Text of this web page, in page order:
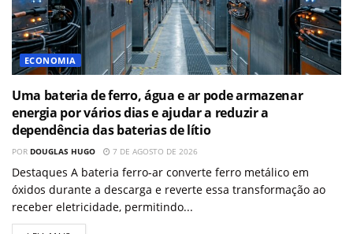
ECONOMIA
Uma bateria de ferro, água e ar pode armazenar
energia por vários dias e ajudar a reduzir a
dependência das baterias de lítio
POR DOUGLAS HUGO 7 DE AGOSTO DE 2026
Destaques A bateria ferro-ar converte ferro metálico em
óxidos durante a descarga e reverte essa transformação ao
receber eletricidade, permitindo...